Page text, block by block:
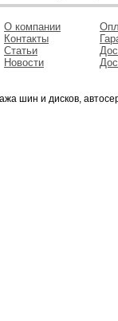
О компании
Контакты
Статьи
Новости
шин и дисков,